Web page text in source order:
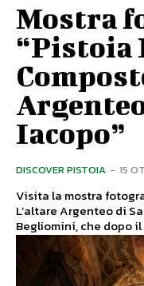
Mostra
“Pistoia
Iacopo”
DISCOVER PISTOIA - 15
Visita la mostra
L’altare Argenteo di
Begliomini, che dopo